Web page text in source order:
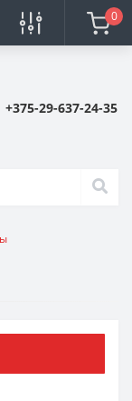
0
+375-29-637-24-35